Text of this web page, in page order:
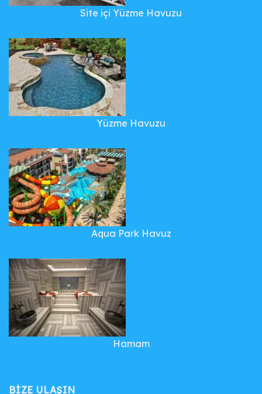
Site içi Yüzme Havuzu
Yüzme Havuzu
Aqua Park Havuz
Hamam
BIZE ULAŞIN